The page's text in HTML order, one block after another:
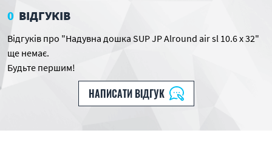
0 ВІДГУКІВ
Відгуків про "Надувна дошка SUP JP Alround air sl 10.6 х 32"
ще немає.
Будьте першим!
НАПИСАТИ ВІДГУК